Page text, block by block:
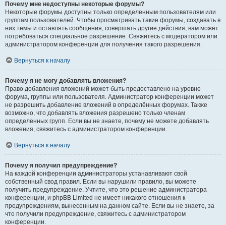
Почему мне недоступны некоторые форумы?
Некоторые форумы доступны только определённым пользователям или
группам пользователей. Чтобы просматривать такие форумы, создавать в
них темы и оставлять сообщения, совершать другие действия, вам может
потребоваться специальное разрешение. Свяжитесь с модератором или
администратором конференции для получения такого разрешения.
Вернуться к началу
Почему я не могу добавлять вложения?
Право добавления вложений может быть предоставлено на уровне
форума, группы или пользователя. Администратор конференции может
не разрешить добавление вложений в определённых форумах. Также
возможно, что добавлять вложения разрешено только членам
определённых групп. Если вы не знаете, почему не можете добавлять
вложения, свяжитесь с администратором конференции.
Вернуться к началу
Почему я получил предупреждение?
На каждой конференции администраторы устанавливают свой
собственный свод правил. Если вы нарушили правило, вы можете
получить предупреждение. Учтите, что это решение администратора
конференции, и phpBB Limited не имеет никакого отношения к
предупреждениям, вынесенным на данном сайте. Если вы не знаете, за
что получили предупреждение, свяжитесь с администратором
конференции.